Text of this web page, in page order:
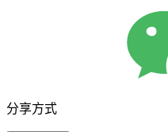
分享方式